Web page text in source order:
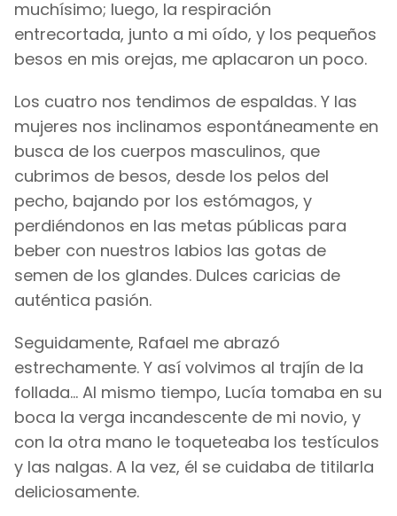
muchísimo; luego, la respiración
entrecortada, junto a mi oído, y los pequeños
besos en mis orejas, me aplacaron un poco.
Los cuatro nos tendimos de espaldas. Y las
mujeres nos inclinamos espontáneamente en
busca de los cuerpos masculinos, que
cubrimos de besos, desde los pelos del
pecho, bajando por los estómagos, y
perdiéndonos en las metas públicas para
beber con nuestros labios las gotas de
semen de los glandes. Dulces caricias de
auténtica pasión.
Seguidamente, Rafael me abrazó
estrechamente. Y así volvimos al trajín de la
follada... Al mismo tiempo, Lucía tomaba en su
boca la verga incandescente de mi novio, y
con la otra mano le toqueteaba los testículos
y las nalgas. A la vez, él se cuidaba de titilarla
deliciosamente.